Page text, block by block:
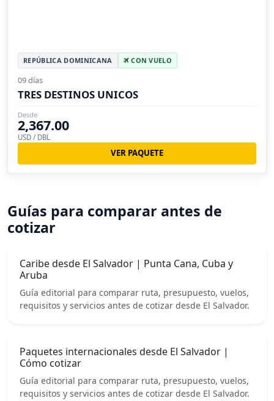
REPÚBLICA DOMINICANA CON VUELO
09 días
TRES DESTINOS UNICOS
Desde
2,367.00
USD / DBL
VER PAQUETE
Guías para comparar antes de
cotizar
Caribe desde El Salvador | Punta Cana, Cuba y
Aruba
Guía editorial para comparar ruta, presupuesto, vuelos,
requisitos y servicios antes de cotizar desde El Salvador.
Paquetes internacionales desde El Salvador |
Cómo cotizar
Guía editorial para comparar ruta, presupuesto, vuelos,
requisitos y servicios antes de cotizar desde El Salvador.